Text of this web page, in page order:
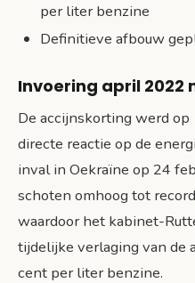
per liter benzine
Definitieve afbouw
Invoering april 2022
De accijnskorting werd
directe reactie op de
inval in Oekraïne op 24
schoten omhoog tot
waardoor het kabinet-
tijdelijke verlaging van de
cent per liter benzine.